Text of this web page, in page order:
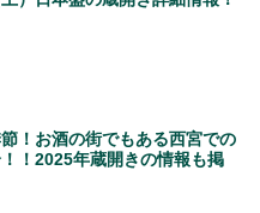
！お酒の街でもある西宮での
！2025年蔵開きの情報も掲